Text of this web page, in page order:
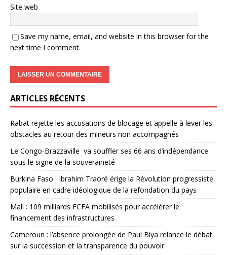
Site web
Save my name, email, and website in this browser for the
next time I comment.
ARTICLES RÉCENTS
Rabat rejette les accusations de blocage et appelle à lever les
obstacles au retour des mineurs non accompagnés
Le Congo-Brazzaville va souffler ses 66 ans d’indépendance
sous le signe de la souveraineté
Burkina Faso : Ibrahim Traoré érige la Révolution progressiste
populaire en cadre idéologique de la refondation du pays
Mali : 109 milliards FCFA mobilisés pour accélérer le
financement des infrastructures
Cameroun : l’absence prolongée de Paul Biya relance le débat
sur la succession et la transparence du pouvoir